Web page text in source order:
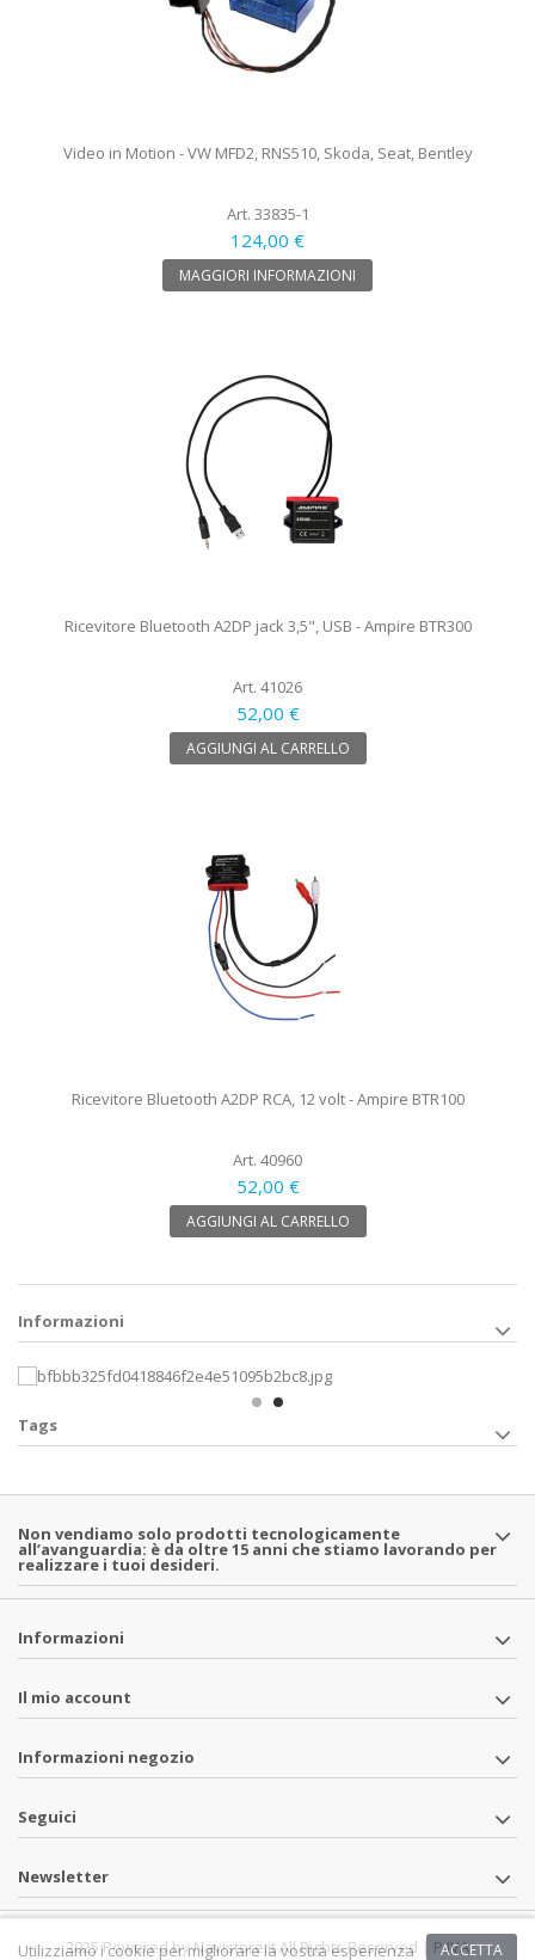
Video in Motion - VW MFD2, RNS510, Skoda, Seat, Bentley
Art. 33835-1
124,00 €
MAGGIORI INFORMAZIONI
Ricevitore Bluetooth A2DP jack 3,5", USB - Ampire BTR300
Art. 41026
52,00 €
AGGIUNGI AL CARRELLO
Ricevitore Bluetooth A2DP RCA, 12 volt - Ampire BTR100
Art. 40960
52,00 €
AGGIUNGI AL CARRELLO
Informazioni
Tags
Non vendiamo solo prodotti tecnologicamente
all’avanguardia: è da oltre 15 anni che stiamo lavorando per
realizzare i tuoi desideri.
Informazioni
Il mio account
Informazioni negozio
Seguici
Newsletter
2025 Powered by Navistore.it All Rights Reserved | P.IVAACCETTA
Utilizziamo i cookie per migliorare la vostra esperienza